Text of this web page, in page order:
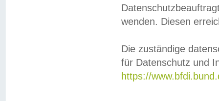
wenden. Diesen
Die zuständige
für Datenschutz und
https://